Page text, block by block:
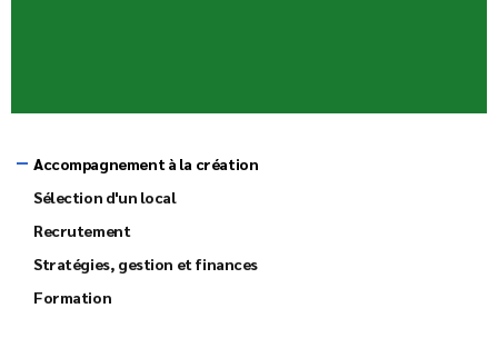
Accompagnement à la création
Sélection d'un local
Recrutement
Stratégies, gestion et finances
Formation